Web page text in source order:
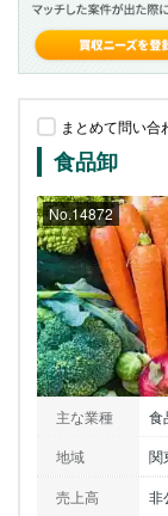
まとめて問い合
食品卸
No.14872
主な業種
食
地域
関
売上高
非